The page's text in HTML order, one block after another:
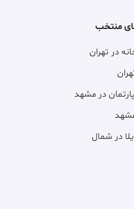
منتخب
در تهران
در مشهد
در شمال